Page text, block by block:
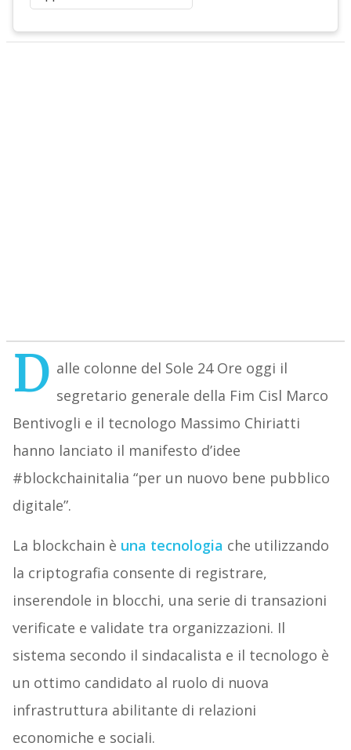
D alle colonne del Sole 24 Ore oggi il
segretario generale della Fim Cisl Marco
Bentivogli e il tecnologo Massimo Chiriatti
hanno lanciato il manifesto d’idee
#blockchainitalia “per un nuovo bene pubblico
digitale”.
La blockchain è una tecnologia che utilizzando
la criptografia consente di registrare,
inserendole in blocchi, una serie di transazioni
verificate e validate tra organizzazioni. Il
sistema secondo il sindacalista e il tecnologo è
un ottimo candidato al ruolo di nuova
infrastruttura abilitante di relazioni
economiche e sociali.